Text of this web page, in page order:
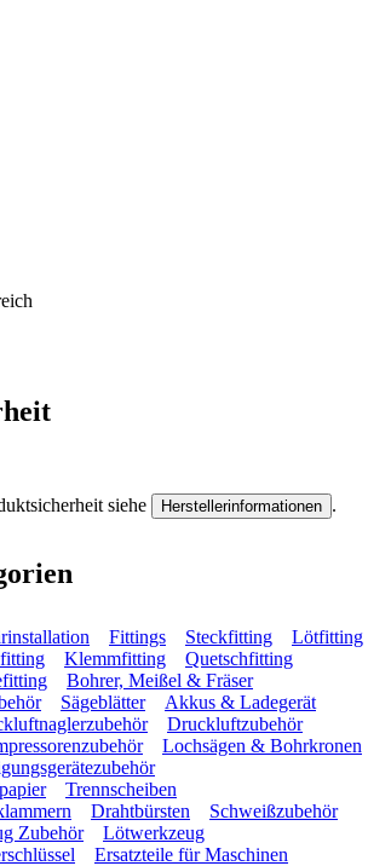
siehe Herstellerinformationen .
Fittings Steckfitting
Lötfitting
Klemmfitting
Quetschfitting
Bohrer, Meißel & Fräser
Sägeblätter
Akkus & Ladegerät
Druckluftzubehör
Lochsägen & Bohrkronen
Trennscheiben
Drahtbürsten
Schweißzubehör
Zubehör
Lötwerkzeug
Ersatzteile für Maschinen